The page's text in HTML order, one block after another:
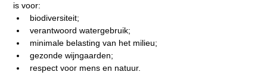
is voor:
biodiversiteit;
verantwoord watergebruik;
minimale belasting van het milieu;
gezonde wijngaarden;
respect voor mens en natuur.